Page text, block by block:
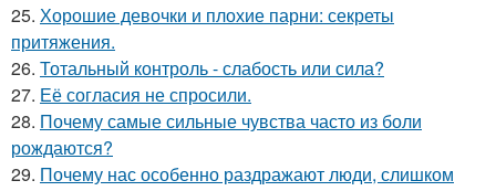
25. Хорошие девочки и плохие парни: секреты
притяжения.
26. Тотальный контроль - слабость или сила?
27. Её согласия не спросили.
28. Почему самые сильные чувства часто из боли
рождаются?
29. Почему нас особенно раздражают люди, слишком